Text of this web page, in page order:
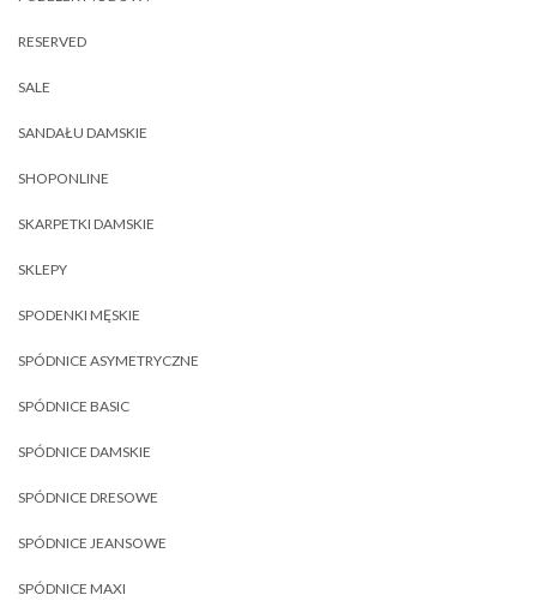
RESERVED
SALE
SANDAŁU DAMSKIE
SHOPONLINE
SKARPETKI DAMSKIE
SKLEPY
SPODENKI MĘSKIE
SPÓDNICE ASYMETRYCZNE
SPÓDNICE BASIC
SPÓDNICE DAMSKIE
SPÓDNICE DRESOWE
SPÓDNICE JEANSOWE
SPÓDNICE MAXI